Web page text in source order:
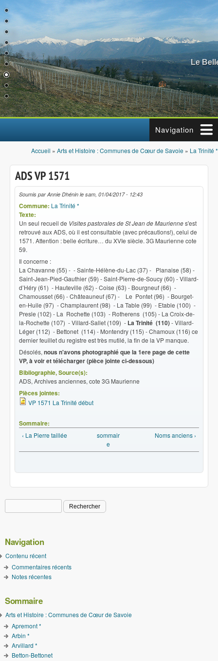
Aller au contenu principal
Le
Navigation
Vous êtes ici
Accueil » Arts et Histoire : Communes de Cœur de Savoie » La Trinité *
ADS VP 1571
Soumis parAnnie Dhénin le sam, 01/04/2017 - 12:43
Commune: La Trinité *
Texte:
Un seul recueil de Visites pastorales de St Jean de Mauriennes'est
retrouvé aux ADS, où il est consultable (avec précautions!), celui de
1571. Attention : belle écriture… du XVIe siècle. 3G Maurienne cote
59.
Il concerne :
La Chavanne (55) - - Sainte-Hélène-du-Lac (37) - Planaise (58) -
Saint-Jean-Pied-Gauthier (59) - Saint-Pierre-de-Soucy (60) - Villard-
d’Héry (61) - Hauteville (62) - Coise (63) - Bourgneuf (66) -
Chamousset (66) - Châteauneuf (67) - Le Pontet (96) - Bourget-
en-Huile (97) - Champlaurent (98) - La Table (99) - Etable (100) -
Presle (102) - La Rochette (103) - Rotherens (105) - La Croix-de-
la-Rochette (107) - VilIard-Sallet (109) - La Trinité (110)- Villard-
Léger (112) - Bettonet (114) - Montendry (115) - Chamoux (116) ce
dernier feuillet du registre est très mutilé, la fin de la VP manque.
Désolés, nous n'avons photographié que la 1ere page de cette
VP, à voir et télécharger (pièce jointe ci-dessous)
Bibliographie, Source(s):
ADS, Archives anciennes, cote 3G Maurienne
Pièces jointes:
VP 1571 La Trinité début
Sommaire:
‹ La Pierre taillée
sommair
e
Noms anciens ›
Formulaire de recherche
Navigation
Contenu récent
Commentaires récents
Notes récentes
Sommaire
Arts et Histoire : Communes de Cœur de Savoie
Apremont *
Arbin *
Arvillard *
Betton-Bettonet